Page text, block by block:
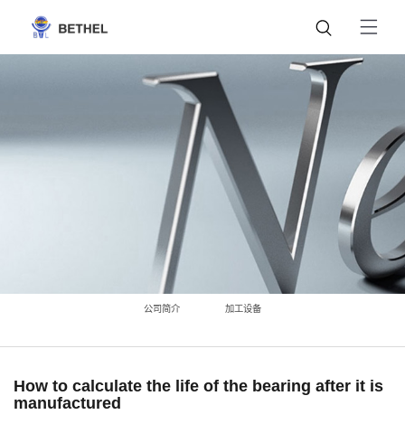
公司简介 加工设备
How to calculate the life of the bearing after it is
manufactured